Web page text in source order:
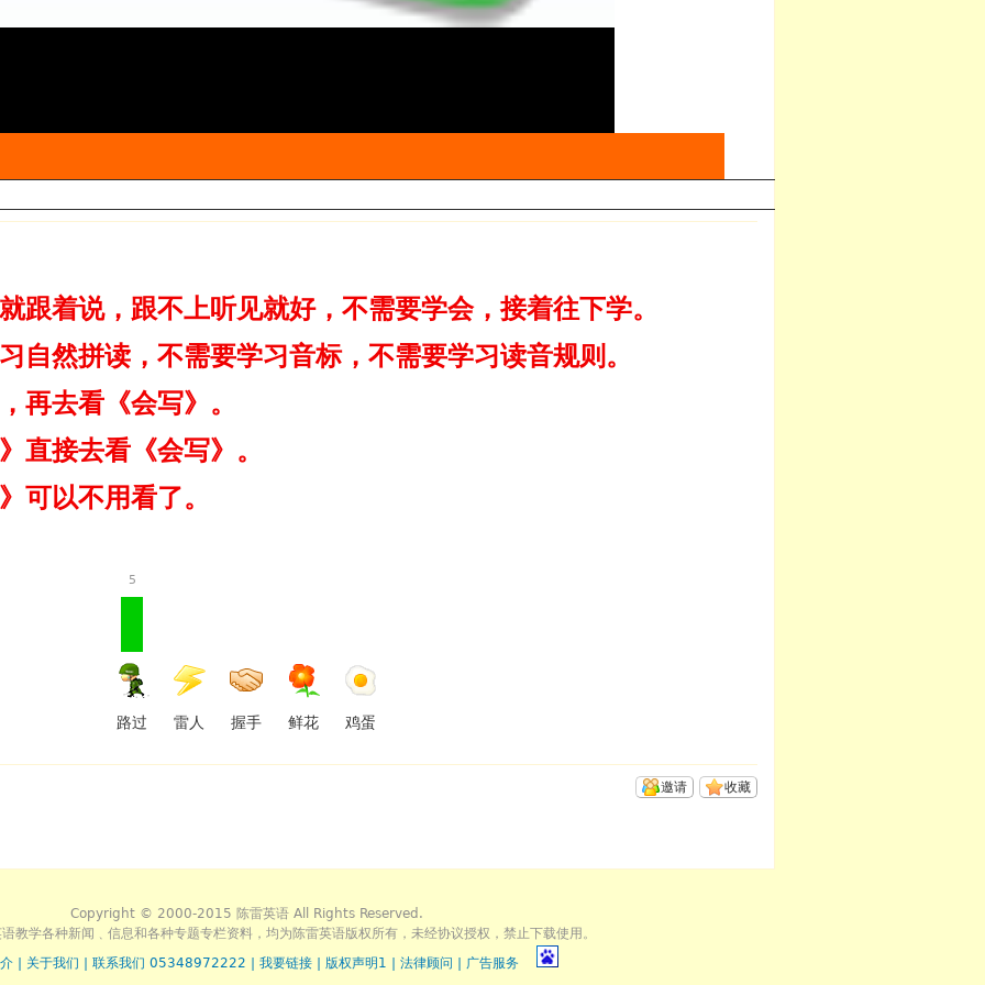
跟着说，跟不上听见就好，不需要学会，接着往下学。
自然拼读，不需要学习音标，不需要学习读音规则。
再去看《会写》。
直接去看《会写》。
可以不用看了。
5
路过 雷人 握手 鲜花 鸡蛋
收藏
邀请
Copyright © 2000-2015 陈雷英语 All Rights Reserved.
教学各种新闻﹑信息和各种专题专栏资料，均为陈雷英语版权所有，未经协议授权，禁止下载使用。
关于我们 联系我们 05348972222 我要链接 版权声明1 法律顾问 广告服务